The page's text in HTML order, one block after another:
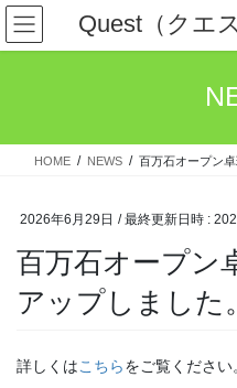
コ
ン
テ
ス
ナ
ビ
ゲ
ン
Quest（クエ
HOME NEWS 百万石オープン
2026年6月29日 / 最終更新日時 :
百万石オープン
アップしました。
詳しくはこちらをご覧ください